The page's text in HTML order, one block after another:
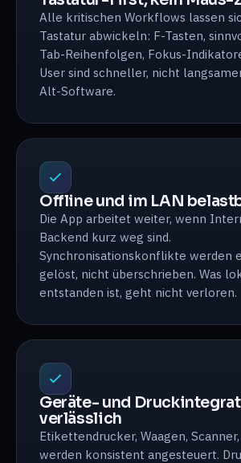
Alle kritischen Workflows lassen
Tastatur abwickeln: F-Tasten,
Tab-Reihenfolgen, Fokus-
User sind schneller, nicht
Alt-Software.
Offline und im LAN
Die App arbeitet weiter, wenn
Backend kurz weg sind.
Synchronisationskonflikte werden
gelöst, nicht überschrieben. Was
entstanden ist, geht nicht verloren.
Geräte- und
verlässlich
Etikettendrucker, Waagen,
werden konsistent angesteuert.